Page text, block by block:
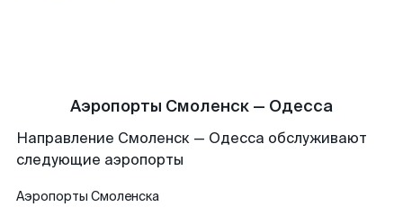
Аэропорты Смоленск — Одесса
Направление Смоленск — Одесса обслуживают
следующие аэропорты
Аэропорты Смоленска